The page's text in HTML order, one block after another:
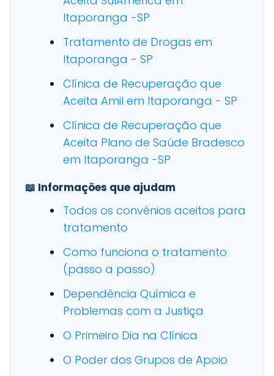
Itaporanga -SP
Tratamento de Drogas em
Itaporanga - SP
Clínica de Recuperação que
Aceita Amil em Itaporanga - SP
Clínica de Recuperação que
Aceita Plano de Saúde Bradesco
em Itaporanga -SP
📖 Informações que ajudam
Todos os convênios aceitos para
tratamento
Como funciona o tratamento
(passo a passo)
Dependência Química e
Problemas com a Justiça
O Primeiro Dia na Clínica
O Poder dos Grupos de Apoio